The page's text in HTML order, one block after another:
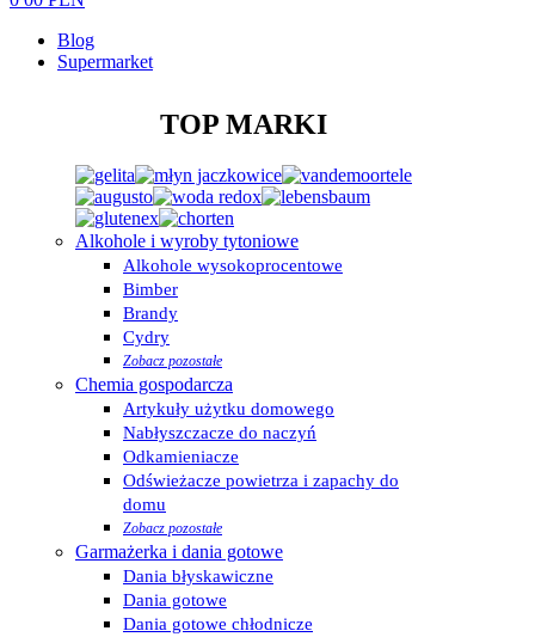
Blog
Supermarket
TOP MARKI
Alkohole i wyroby tytoniowe
Alkohole wysokoprocentowe
Bimber
Brandy
Cydry
Zobacz pozostałe
Chemia gospodarcza
Artykuły użytku domowego
Nabłyszczacze do naczyń
Odkamieniacze
Odświeżacze powietrza i zapachy do
domu
Zobacz pozostałe
Garmażerka i dania gotowe
Dania błyskawiczne
Dania gotowe
Dania gotowe chłodnicze